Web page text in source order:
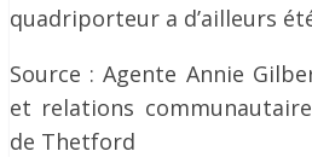
quadriporteur a d’ailleurs
Source : Agente Annie
et relations
de Thetford